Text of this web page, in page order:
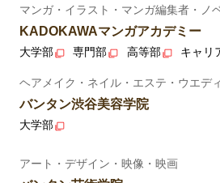
マンガ・イラスト・マンガ編集者・ノ
KADOKAWAマンガアカデミー
大学部 専門部 高等部 キャリ
ヘアメイク・ネイル・エステ・ウエデ
バンタン渋谷美容学院
大学部
アート・デザイン・映像・映画